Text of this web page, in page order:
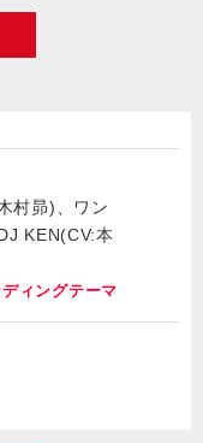
村昴)、ワン
KEN(CV:本
ィングテーマ